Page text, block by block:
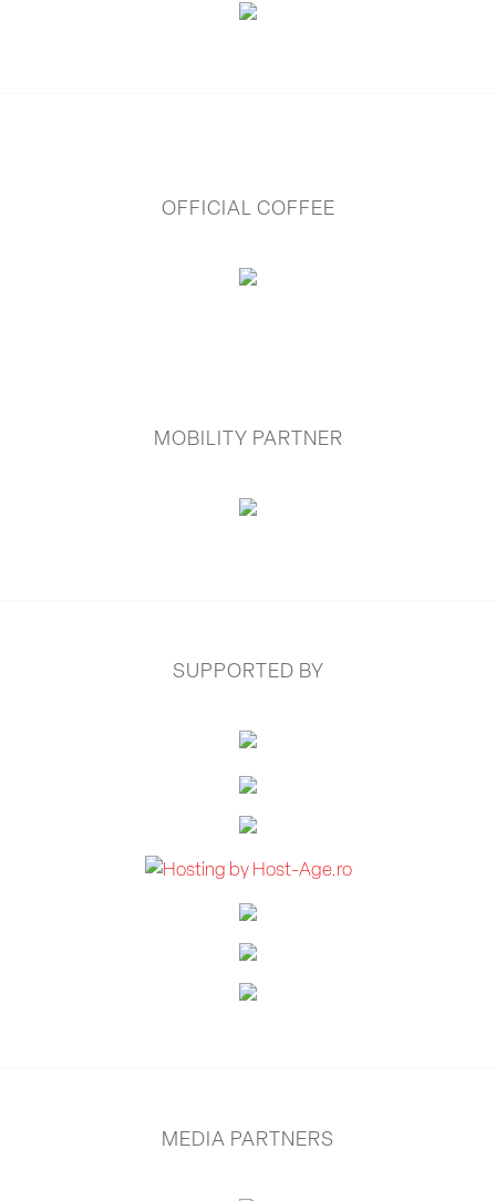
OFFICIAL COFFEE
MOBILITY PARTNER
SUPPORTED BY
MEDIA PARTNERS